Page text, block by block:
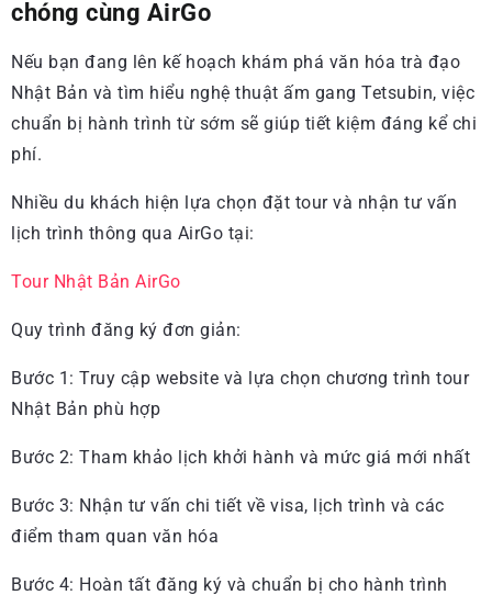
chóng cùng AirGo
Nếu bạn đang lên kế hoạch khám phá văn hóa trà đạo
Nhật Bản và tìm hiểu nghệ thuật ấm gang Tetsubin, việc
chuẩn bị hành trình từ sớm sẽ giúp tiết kiệm đáng kể chi
phí.
Nhiều du khách hiện lựa chọn đặt tour và nhận tư vấn
lịch trình thông qua AirGo tại:
Tour Nhật Bản AirGo
Quy trình đăng ký đơn giản:
Bước 1: Truy cập website và lựa chọn chương trình tour
Nhật Bản phù hợp
Bước 2: Tham khảo lịch khởi hành và mức giá mới nhất
Bước 3: Nhận tư vấn chi tiết về visa, lịch trình và các
điểm tham quan văn hóa
Bước 4: Hoàn tất đăng ký và chuẩn bị cho hành trình